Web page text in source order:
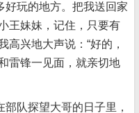
好玩的地方。把我送回家
王妹妹，记住，只要有
高兴地大声说：“好的，
锋一见面，就亲切地
队探望大哥的日子里，